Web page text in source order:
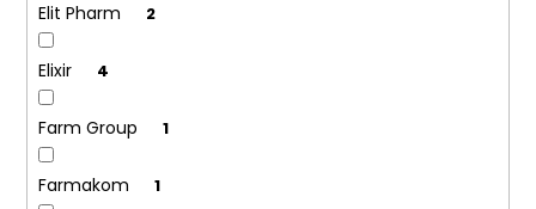
Elit Pharm 2
Elixir 4
Farm Group 1
Farmakom 1
D
o
p
o
u